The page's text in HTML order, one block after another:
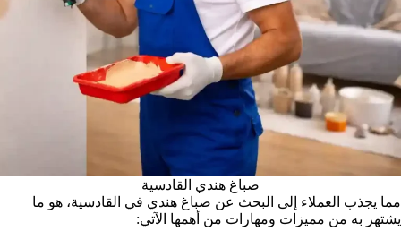
صباغ هندي القادسية
مما يجذب العملاء إلى البحث عن صباغ هندي في القادسية، هو ما
يشتهر به من مميزات ومهارات من أهمها الآتي: